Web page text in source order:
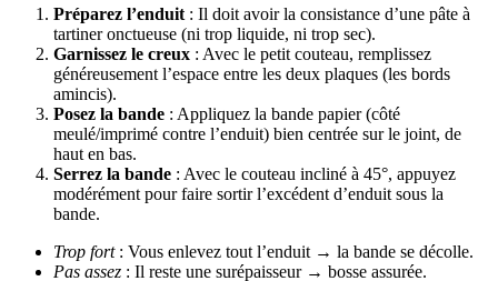
Préparez l’enduit : Il doit avoir la consistance d’une pâte à
tartiner onctueuse (ni trop liquide, ni trop sec).
Garnissez le creux : Avec le petit couteau, remplissez
généreusement l’espace entre les deux plaques (les bords
amincis).
Posez la bande : Appliquez la bande papier (côté
meulé/imprimé contre l’enduit) bien centrée sur le joint, de
haut en bas.
Serrez la bande : Avec le couteau incliné à 45°, appuyez
modérément pour faire sortir l’excédent d’enduit sous la
bande.
Trop fort: Vous enlevez tout l’enduit → la bande se décolle.
Pas assez : Il reste une surépaisseur → bosse assurée.